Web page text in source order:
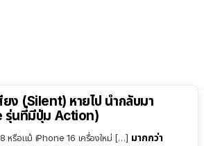
ง (Silent) หายไป นำกลับมา
รุ่นที่มีปุ่ม Action)
หรือแม้ iPhone 16 เครื่องใหม่ […] มากกว่า